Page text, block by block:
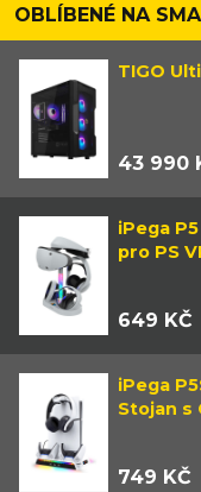
OBLÍBENÉ NA
TIGO
43 990
iPega
pro PS
649 KČ
iPega
Stojan s
749 KČ